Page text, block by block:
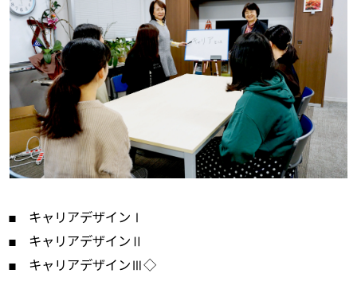
キャリアデザインⅠ
キャリアデザインⅡ
キャリアデザインⅢ◇